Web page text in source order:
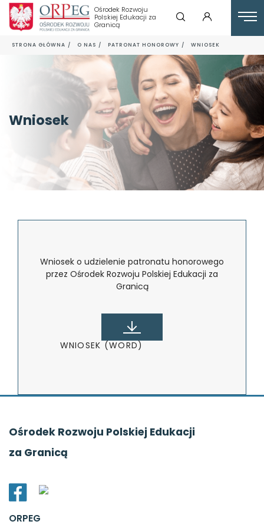
Ośrodek Rozwoju
Polskiej Edukacji za
Granicą
STRONA GŁÓWNA O NAS PATRONAT HONOROWY WNIOSEK
Wniosek
Wniosek o udzielenie patronatu honorowego
przez Ośrodek Rozwoju Polskiej Edukacji za
Granicą
WNIOSEK (WORD)
Ośrodek Rozwoju Polskiej Edukacji
za Granicą
ORPEG